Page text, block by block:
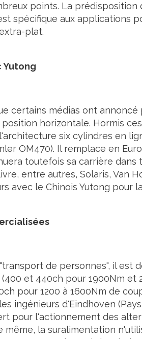
points. La
spécifique aux applications
plat.
Yutong
certains médias ont annoncé
position horizontale. Hormis
six cylindres en
OM470). Il remplace en
toutefois sa carrière dans
entre autres, Solaris, Van
avec le Chinois Yutong pour
de personnes", il est
et 440ch pour 1900Nm et
pour 1200 à 1600Nm de
ingénieurs d'Eindhoven
pour l'actionnement des
même, la suralimentation